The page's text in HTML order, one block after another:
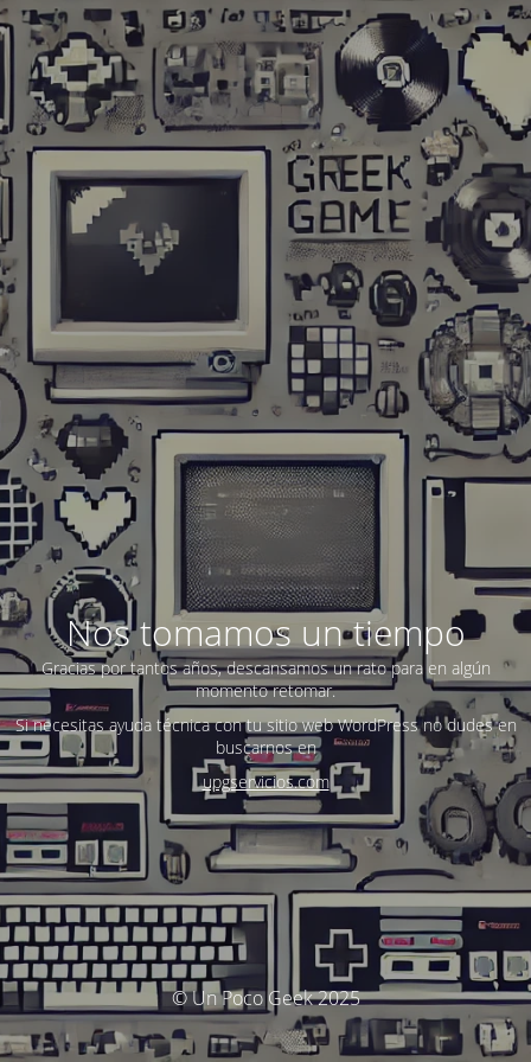
Nos tomamos un tiempo
Gracias por tantos años, descansamos un rato para en algún
momento retomar.
Si necesitas ayuda técnica con tu sitio web WordPress no dudes en
buscarnos en
upgservicios.com
© Un Poco Geek 2025